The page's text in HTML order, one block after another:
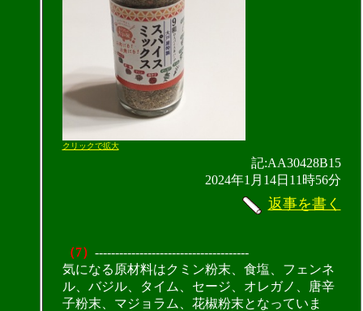
クリックで拡大
記:AA30428B15
2024年1月14日11時56分
返事を書く
（7） --------------------------------------
気になる原材料はクミン粉末、食塩、フェンネ
ル、バジル、タイム、セージ、オレガノ、唐辛
子粉末、マジョラム、花椒粉末となっていま